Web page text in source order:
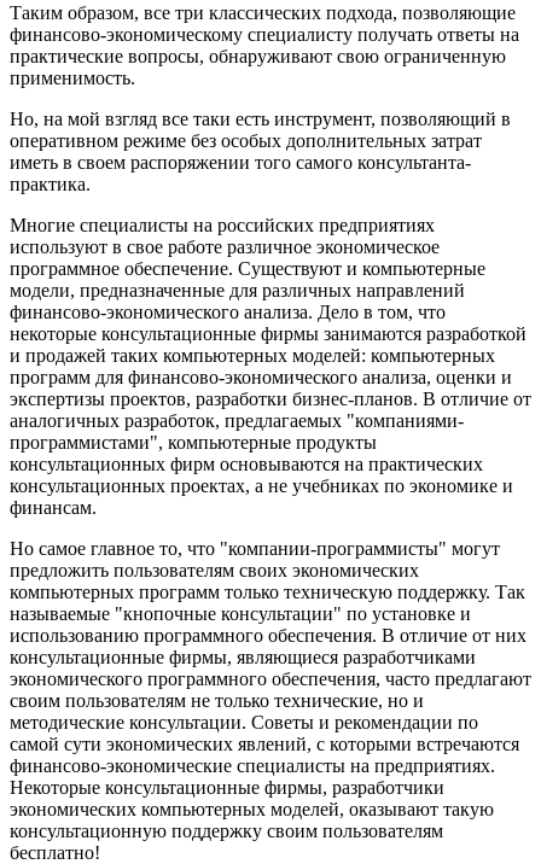
Таким образом, все три классических подхода, позволяющие
финансово-экономическому специалисту получать ответы на
практические вопросы, обнаруживают свою ограниченную
применимость.
Но, на мой взгляд все таки есть инструмент, позволяющий в
оперативном режиме без особых дополнительных затрат
иметь в своем распоряжении того самого консультанта-
практика.
Многие специалисты на российских предприятиях
используют в свое работе различное экономическое
программное обеспечение. Существуют и компьютерные
модели, предназначенные для различных направлений
финансово-экономического анализа. Дело в том, что
некоторые консультационные фирмы занимаются разработкой
и продажей таких компьютерных моделей: компьютерных
программ для финансово-экономического анализа, оценки и
экспертизы проектов, разработки бизнес-планов. В отличие от
аналогичных разработок, предлагаемых "компаниями-
программистами", компьютерные продукты
консультационных фирм основываются на практических
консультационных проектах, а не учебниках по экономике и
финансам.
Но самое главное то, что "компании-программисты" могут
предложить пользователям своих экономических
компьютерных программ только техническую поддержку. Так
называемые "кнопочные консультации" по установке и
использованию программного обеспечения. В отличие от них
консультационные фирмы, являющиеся разработчиками
экономического программного обеспечения, часто предлагают
своим пользователям не только технические, но и
методические консультации. Советы и рекомендации по
самой сути экономических явлений, с которыми встречаются
финансово-экономические специалисты на предприятиях.
Некоторые консультационные фирмы, разработчики
экономических компьютерных моделей, оказывают такую
консультационную поддержку своим пользователям
бесплатно!